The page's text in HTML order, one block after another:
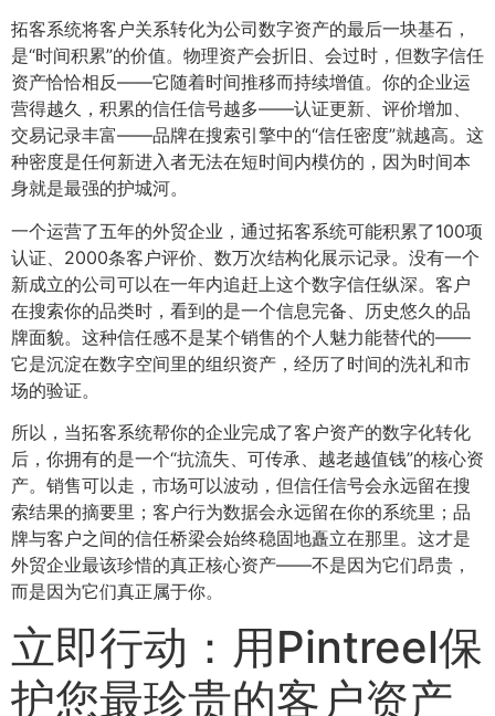
拓客系统将客户关系转化为公司数字资产的最后一块基石，
是“时间积累”的价值。物理资产会折旧、会过时，但数字信任
资产恰恰相反——它随着时间推移而持续增值。你的企业运
营得越久，积累的信任信号越多——认证更新、评价增加、
交易记录丰富——品牌在搜索引擎中的“信任密度”就越高。这
种密度是任何新进入者无法在短时间内模仿的，因为时间本
身就是最强的护城河。
一个运营了五年的外贸企业，通过拓客系统可能积累了100项
认证、2000条客户评价、数万次结构化展示记录。没有一个
新成立的公司可以在一年内追赶上这个数字信任纵深。客户
在搜索你的品类时，看到的是一个信息完备、历史悠久的品
牌面貌。这种信任感不是某个销售的个人魅力能替代的——
它是沉淀在数字空间里的组织资产，经历了时间的洗礼和市
场的验证。
所以，当拓客系统帮你的企业完成了客户资产的数字化转化
后，你拥有的是一个“抗流失、可传承、越老越值钱”的核心资
产。销售可以走，市场可以波动，但信任信号会永远留在搜
索结果的摘要里；客户行为数据会永远留在你的系统里；品
牌与客户之间的信任桥梁会始终稳固地矗立在那里。这才是
外贸企业最该珍惜的真正核心资产——不是因为它们昂贵，
而是因为它们真正属于你。
立即行动：用Pintreel保
护您最珍贵的客户资产